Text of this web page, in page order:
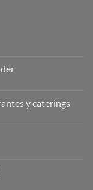
y caterings